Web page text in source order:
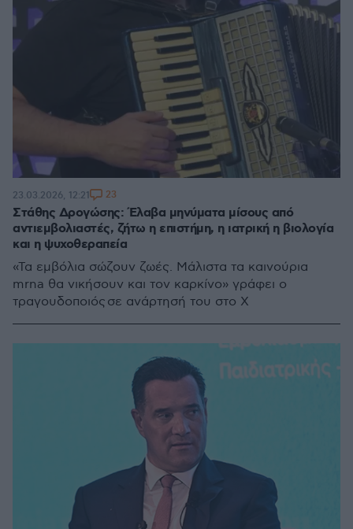
Στάθης Δρογώσης: Έλαβα μηνύματα μίσους από
αντιεμβολιαστές, ζήτω η επιστήμη, η ιατρική η βιολογία
και η ψυχοθεραπεία
«Τα εμβόλια σώζουν ζωές. Μάλιστα τα καινούρια
mrna θα νικήσουν και τον καρκίνο» γράφει ο
τραγουδοποιός σε ανάρτησή του στο Χ
23.03.2026, 12:21 23